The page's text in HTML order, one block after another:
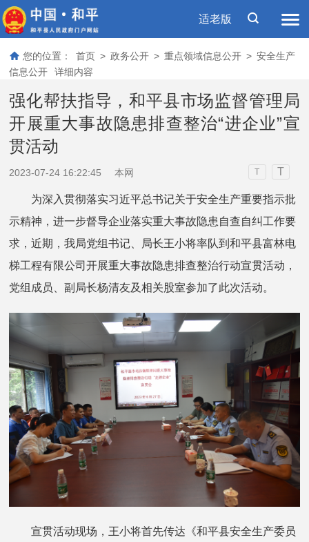
适老版
您的位置： 首页 > 政务公开 > 重点领域信息公开 > 安全生产
信息公开
详细内容
强化帮扶指导，和平县市场监督管理局
开展重大事故隐患排查整治“进企业”宣
贯活动
2023-07-24 16:22:45 本网 T T
为深入贯彻落实习近平总书记关于安全生产重要指示批
示精神，进一步督导企业落实重大事故隐患自查自纠工作要
求，近期，我局党组书记、局长王小将率队到和平县富林电
梯工程有限公司开展重大事故隐患排查整治行动宣贯活动，
党组成员、副局长杨清友及相关股室参加了此次活动。
宣贯活动现场，王小将首先传达《和平县安全生产委员